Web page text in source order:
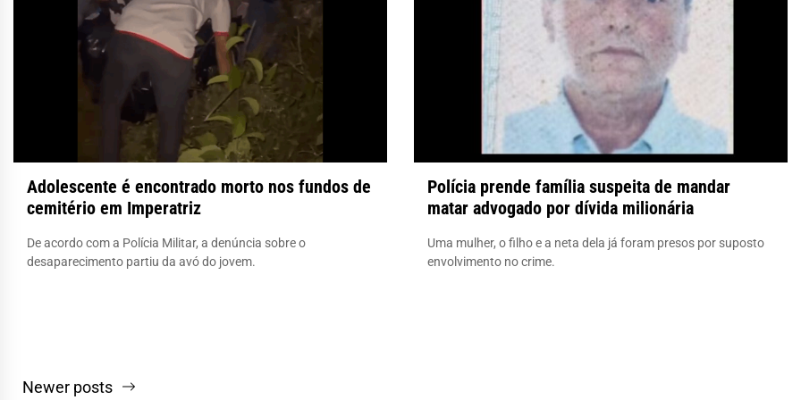
Adolescente é encontrado morto nos fundos de
cemitério em Imperatriz
De acordo com a Polícia Militar, a denúncia sobre o
desaparecimento partiu da avó do jovem.
Polícia prende família suspeita de mandar
matar advogado por dívida milionária
Uma mulher, o filho e a neta dela já foram presos por suposto
envolvimento no crime.
Navegação
Newer posts